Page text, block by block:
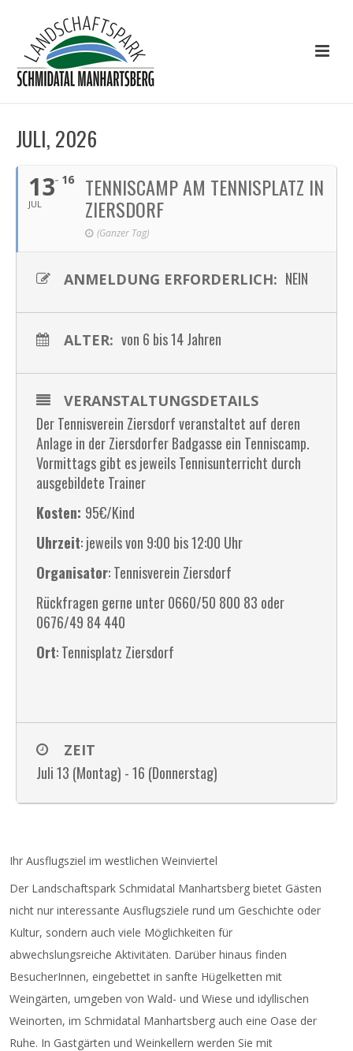
JULI, 2026
13
JUL
16 TENNISCAMP AM TENNISPLATZ IN
ZIERSDORF
(Ganzer Tag)
ANMELDUNG ERFORDERLICH: NEIN
ALTER: von 6 bis 14 Jahren
VERANSTALTUNGSDETAILS
Der Tennisverein Ziersdorf veranstaltet auf deren
Anlage in der Ziersdorfer Badgasse ein Tenniscamp.
Vormittags gibt es jeweils Tennisunterricht durch
ausgebildete Trainer
Kosten: 95€/Kind
Uhrzeit: jeweils von 9:00 bis 12:00 Uhr
Organisator: Tennisverein Ziersdorf
Rückfragen gerne unter 0660/50 800 83 oder
0676/49 84 440
Ort: Tennisplatz Ziersdorf
ZEIT
Juli 13 (Montag) - 16 (Donnerstag)
Ihr Ausflugsziel im westlichen Weinviertel
Der Landschaftspark Schmidatal Manhartsberg bietet Gästen
nicht nur interessante Ausflugsziele rund um Geschichte oder
Kultur, sondern auch viele Möglichkeiten für
abwechslungsreiche Aktivitäten. Darüber hinaus finden
BesucherInnen, eingebettet in sanfte Hügelketten mit
Weingärten, umgeben von Wald- und Wiese und idyllischen
Weinorten, im Schmidatal Manhartsberg auch eine Oase der
Ruhe. In Gastgärten und Weinkellern werden Sie mit